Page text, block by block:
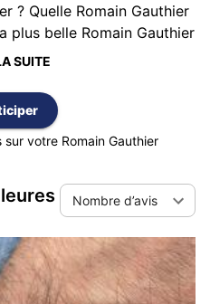
? Quelle Romain Gauthier
plus belle Romain Gauthier
réponse, Dialicious vous
d’authentiques clients
Romain Gauthier. Le
la meilleure note moyenne
alphabétique.
SUITE
votre Romain Gauthier
Nombre d’avis